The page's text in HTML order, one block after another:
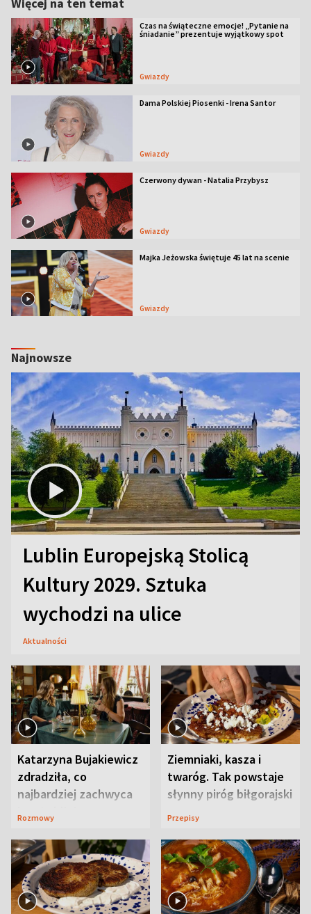
Czas na świąteczne emocje! „Pytanie na
śniadanie” prezentuje wyjątkowy spot
Gwiazdy
Dama Polskiej Piosenki - Irena Santor
Gwiazdy
Czerwony dywan - Natalia Przybysz
Gwiazdy
Majka Jeżowska świętuje 45 lat na scenie
Gwiazdy
Najnowsze
Lublin Europejską Stolicą
Kultury 2029. Sztuka
wychodzi na ulice
Aktualności
Katarzyna Bujakiewicz
zdradziła, co
najbardziej zachwyca
ją w Lublinie
Rozmowy
Ziemniaki, kasza i
twaróg. Tak powstaje
słynny piróg biłgorajski
Przepisy